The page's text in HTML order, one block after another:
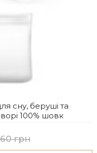
сну, беруші та
100% шовк
грн